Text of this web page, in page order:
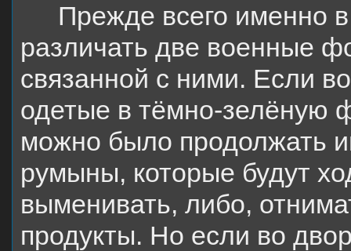
Прежде всего именно
различать две военные
связанной с ними. Если
одетые в тёмно-зелёную
можно было продолжать
румыны, которые будут
выменивать, либо,
продукты. Но если во